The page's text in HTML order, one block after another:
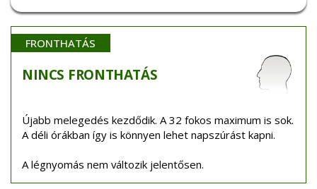
FRONTHATÁS
NINCS FRONTHATÁS
Újabb melegedés kezdődik. A 32 fokos maximum is sok.
A déli órákban így is könnyen lehet napszúrást kapni.
A légnyomás nem változik jelentősen.